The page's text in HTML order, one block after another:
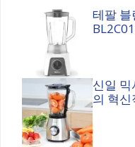
테팔 블
신일
의 혁신